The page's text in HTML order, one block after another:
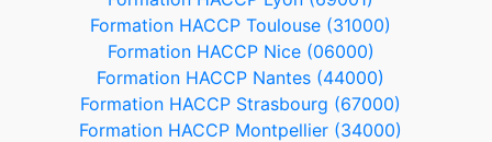
Formation HACCP Toulouse (31000)
Formation HACCP Nice (06000)
Formation HACCP Nantes (44000)
Formation HACCP Strasbourg (67000)
Formation HACCP Montpellier (34000)